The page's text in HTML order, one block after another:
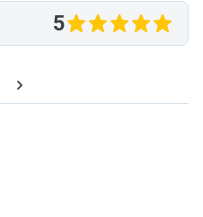
5